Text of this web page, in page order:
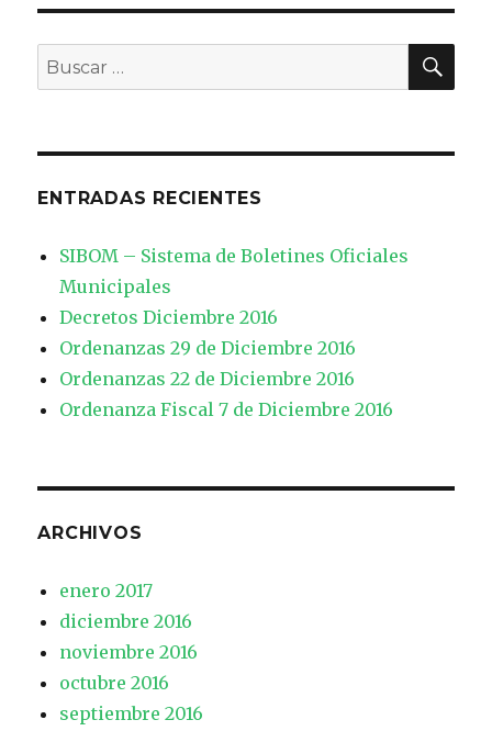
Buscar
por:
ENTRADAS RECIENTES
SIBOM – Sistema de Boletines Oficiales
Municipales
Decretos Diciembre 2016
Ordenanzas 29 de Diciembre 2016
Ordenanzas 22 de Diciembre 2016
Ordenanza Fiscal 7 de Diciembre 2016
ARCHIVOS
enero 2017
diciembre 2016
noviembre 2016
octubre 2016
septiembre 2016